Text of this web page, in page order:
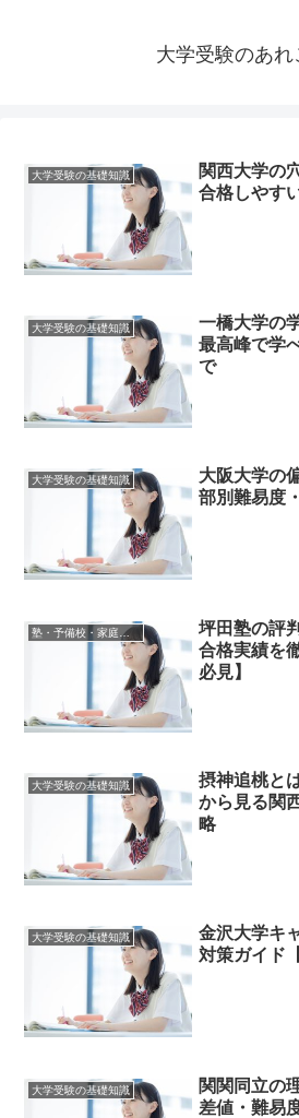
大学受験のあれ
大学受験の基礎知識
関西大学の
合格しやす
大学受験の基礎知識
一橋大学の
最高峰で学
で
大学受験の基礎知識
大阪大学の
部別難易度
塾・予備校・家庭教師情報
坪田塾の評
合格実績を
必見】
大学受験の基礎知識
摂神追桃と
から見る関
略
大学受験の基礎知識
金沢大学キ
対策ガイド
大学受験の基礎知識
関関同立の
差値・難易